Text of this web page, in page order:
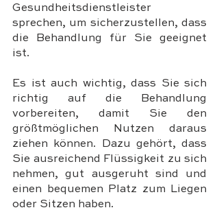
Gesundheitsdienstleister
sprechen, um sicherzustellen, dass
die Behandlung für Sie geeignet
ist.
Es ist auch wichtig, dass Sie sich
richtig auf die Behandlung
vorbereiten, damit Sie den
größtmöglichen Nutzen daraus
ziehen können. Dazu gehört, dass
Sie ausreichend Flüssigkeit zu sich
nehmen, gut ausgeruht sind und
einen bequemen Platz zum Liegen
oder Sitzen haben.